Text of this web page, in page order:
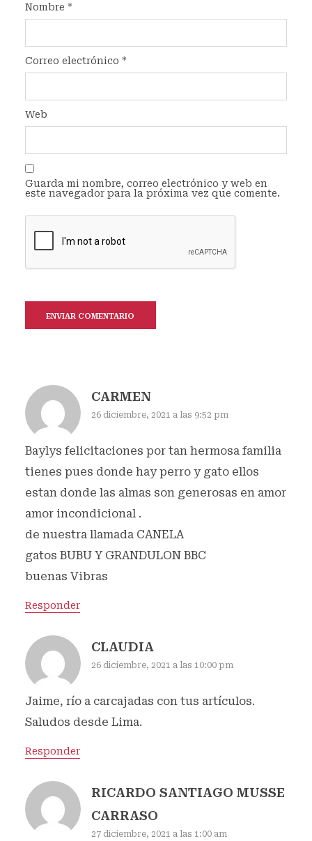
Nombre *
Correo electrónico *
Web
Guarda mi nombre, correo electrónico y web en
este navegador para la próxima vez que comente.
CARMEN
26 diciembre, 2021 a las 9:52 pm
Baylys felicitaciones por tan hermosa familia
tienes pues donde hay perro y gato ellos
estan donde las almas son generosas en amor
amor incondicional .
de nuestra llamada CANELA
gatos BUBU Y GRANDULON BBC
buenas Vibras
Responder
CLAUDIA
26 diciembre, 2021 a las 10:00 pm
Jaime, río a carcajadas con tus artículos.
Saludos desde Lima.
Responder
RICARDO SANTIAGO MUSSE
CARRASO
27 diciembre, 2021 a las 1:00 am